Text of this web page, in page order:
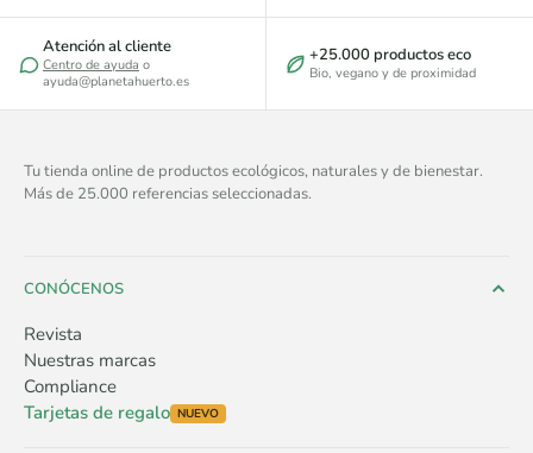
Atención al cliente
Centro de ayuda o
ayuda@planetahuerto.es
+25.000 productos eco
Bio, vegano y de proximidad
Tu tienda online de productos ecológicos, naturales y de bienestar.
Más de 25.000 referencias seleccionadas.
CONÓCENOS
Revista
Nuestras marcas
Compliance
Tarjetas de regalo NUEVO